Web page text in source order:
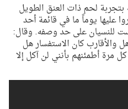
لحم ذات العنق الطويل
عليها يوماً ما في قائمة أحد
للنسيان على حد وصفه. وقال:
والأقارب كان الاستفسار هل
مرة أطمئنهم بأنني لن آكل إلا